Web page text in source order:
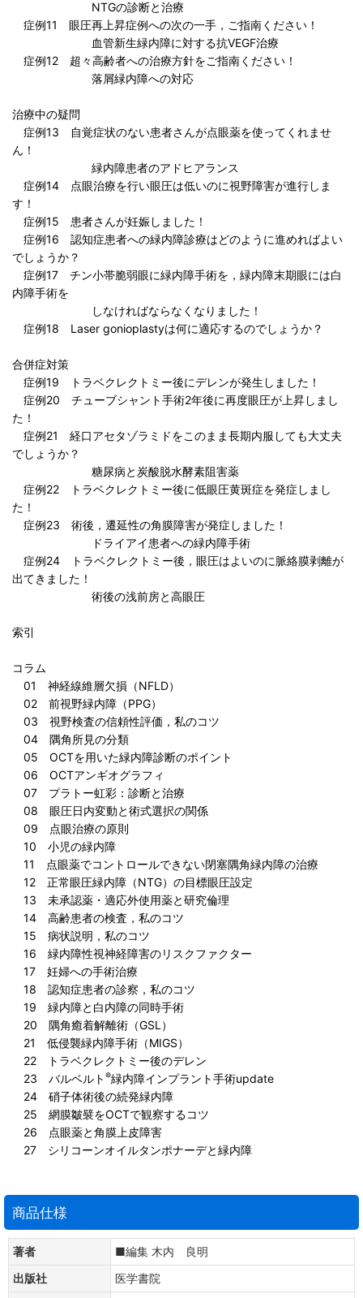
NTGの診断と治療
症例11 眼圧再上昇症例への次の一手，ご指南ください！
血管新生緑内障に対する抗VEGF治療
症例12 超々高齢者への治療方針をご指南ください！
落屑緑内障への対応
治療中の疑問
症例13 自覚症状のない患者さんが点眼薬を使ってくれませ
ん！
緑内障患者のアドヒアランス
症例14 点眼治療を行い眼圧は低いのに視野障害が進行しま
す！
症例15 患者さんが妊娠しました！
症例16 認知症患者への緑内障診療はどのように進めればよい
でしょうか？
症例17 チン小帯脆弱眼に緑内障手術を，緑内障末期眼には白
内障手術を
しなければならなくなりました！
症例18 Laser gonioplastyは何に適応するのでしょうか？
合併症対策
症例19 トラベクレクトミー後にデレンが発生しました！
症例20 チューブシャント手術2年後に再度眼圧が上昇しまし
た！
症例21 経口アセタゾラミドをこのまま長期内服しても大丈夫
でしょうか？
糖尿病と炭酸脱水酵素阻害薬
症例22 トラベクレクトミー後に低眼圧黄斑症を発症しまし
た！
症例23 術後，遷延性の角膜障害が発症しました！
ドライアイ患者への緑内障手術
症例24 トラベクレクトミー後，眼圧はよいのに脈絡膜剥離が
出てきました！
術後の浅前房と高眼圧
索引
コラム
01 神経線維層欠損（NFLD）
02 前視野緑内障（PPG）
03 視野検査の信頼性評価，私のコツ
04 隅角所見の分類
05 OCTを用いた緑内障診断のポイント
06 OCTアンギオグラフィ
07 プラトー虹彩：診断と治療
08 眼圧日内変動と術式選択の関係
09 点眼治療の原則
10 小児の緑内障
11 点眼薬でコントロールできない閉塞隅角緑内障の治療
12 正常眼圧緑内障（NTG）の目標眼圧設定
13 未承認薬・適応外使用薬と研究倫理
14 高齢患者の検査，私のコツ
15 病状説明，私のコツ
16 緑内障性視神経障害のリスクファクター
17 妊婦への手術治療
18 認知症患者の診察，私のコツ
19 緑内障と白内障の同時手術
20 隅角癒着解離術（GSL）
21 低侵襲緑内障手術（MIGS）
22 トラベクレクトミー後のデレン
23 バルベルト ®緑内障インプラント手術update
24 硝子体術後の続発緑内障
25 網膜皺襞をOCTで観察するコツ
26 点眼薬と角膜上皮障害
27 シリコーンオイルタンポナーデと緑内障
商品仕様
著者
■編集 木内 良明
出版社
医学書院